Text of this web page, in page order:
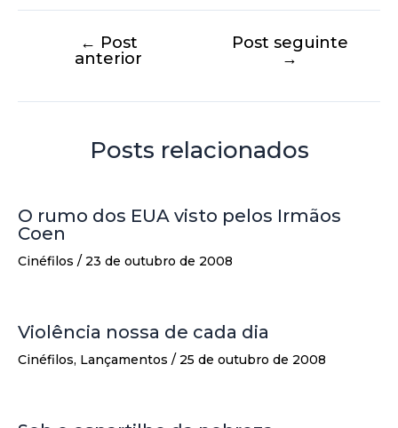
← Post
anterior
Post seguinte
→
Posts relacionados
O rumo dos EUA visto pelos Irmãos
Coen
Cinéfilos / 23 de outubro de 2008
Violência nossa de cada dia
Cinéfilos, Lançamentos / 25 de outubro de 2008